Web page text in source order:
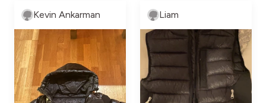
Kevin Ankarman Liam